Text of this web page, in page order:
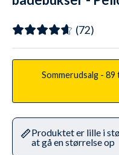
(72)
Sommerudsalg - 89
Produktet er lille i
at gå en størrelse op